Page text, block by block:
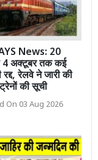
News: 20
4 अक्टूबर तक कई
रेलवे ने जारी की
की सूची
On 03 Aug 2026